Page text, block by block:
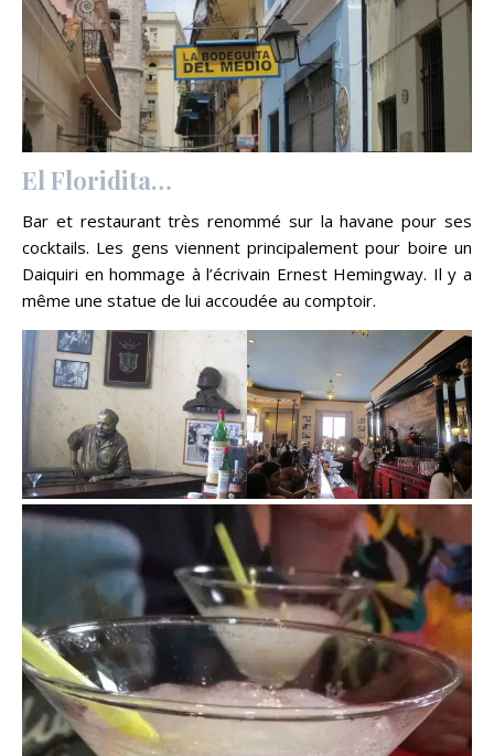
El Floridita…
Bar et restaurant très renommé sur la havane pour ses
cocktails. Les gens viennent principalement pour boire un
Daiquiri en hommage à l’écrivain Ernest Hemingway. Il y a
même une statue de lui accoudée au comptoir.